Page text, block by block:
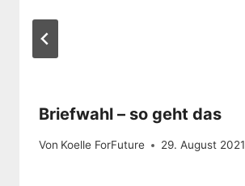
Briefwahl – so geht das
Von Koelle ForFuture 29. August 2021